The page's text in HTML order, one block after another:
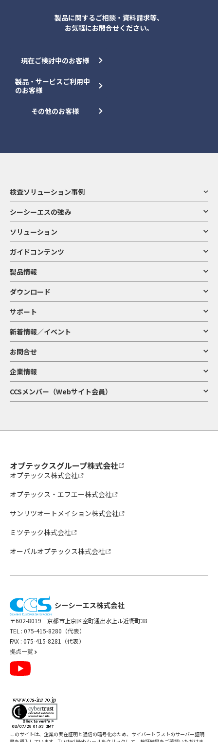
製品に関するご相談・資料請求等、
お気軽にお問合せください。
現在ご検討中のお客様
製品・サービスご利用中
のお客様
その他のお客様
検査ソリューション事例
シーシーエスの強み
ソリューション
ガイドコンテンツ
製品情報
ダウンロード
サポート
新着情報／イベント
お問合せ
企業情報
CCSメンバー（Webサイト会員）
オプテックスグループ株式会社
オプテックス株式会社
オプテックス・エフエー株式会社
サンリツオートメイション株式会社
ミツテック株式会社
オーパルオプテックス株式会社
〒602-8019 京都市上京区室町通出水上ル近衛町38
TEL : 075-415-8280（代表）
FAX : 075-415-8281（代表）
拠点一覧
このサイトは、企業の実在証明と通信の暗号化のため、サイバートラストのサーバー証明